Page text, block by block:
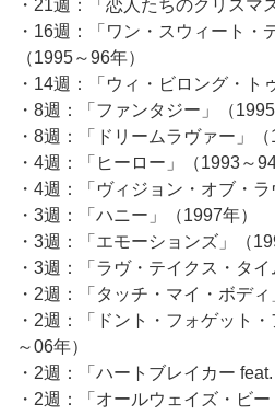
・21週：「恋人たちのクリスマ
・16週：「ワン・スウィート・
（1995～96年）
・14週：「ウィ・ビロング・ト
・8週：「ファンタジー」（1995
・8週：「ドリームラヴァー」（
・4週：「ヒーロー」（1993～94
・4週：「ヴィジョン・オブ・ラ
・3週：「ハニー」（1997年）
・3週：「エモーションズ」（
・3週：「ラヴ・テイクス・タイ
・2週：「タッチ・マイ・ボディ
・2週：「ドント・フォゲット
～06年）
・2週：「ハートブレイカー
・2週：「オールウェイズ・ビー